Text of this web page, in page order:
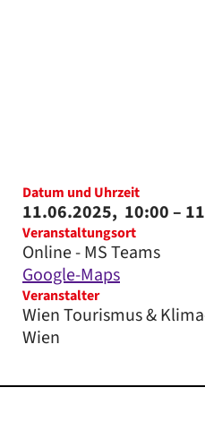
Datum und Uhrzeit
11.06.2025, 10:00–
Veranstaltungsort
Online - MS Teams
Google-Maps
Veranstalter
Wien Tourismus &
Wien